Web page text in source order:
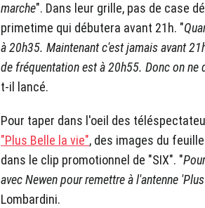
marche". Dans leur grille, pas de case
primetime qui débutera avant 21h. "
à 20h35. Maintenant c'est jamais avant
de fréquentation est à 20h55. Donc on
t-il lancé.
Pour taper dans l'oeil des
"Plus Belle la vie", des images du
dans le clip promotionnel de "SIX". "
avec Newen pour remettre à l'antenne
Lombardini.